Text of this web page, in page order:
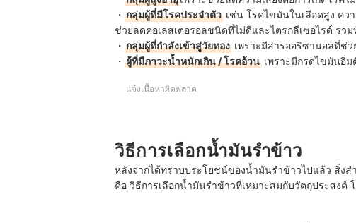
・ กลุ่มผู้ที่มีโรคประจำตัว เช่น โรคไขมันในเลือดสูง คว
ช่วยลดคอเลสเตอรอลชนิดที่ไม่ดีและไตรกลีเซอไรด์ รวม
・ กลุ่มผู้ที่กำลังเข้าสู่วัยทอง เพราะมีสารออริซานอลที่ช่
・ ผู้ที่มีภาวะน้ำหนักเกิน / โรคอ้วน เพราะมีกรดไขมันอิ่
แจ้งเนื้อหาผิดพลาด
วิธีการเลือกน้ำมันรำข้าว
หลังจากได้ทราบประโยชน์ของน้ำมันรำข้าวไปแล้ว สิ่ง
คือ วิธีการเลือกน้ำมันรำข้าวที่เหมาะสมกับวัตถุประสงค์